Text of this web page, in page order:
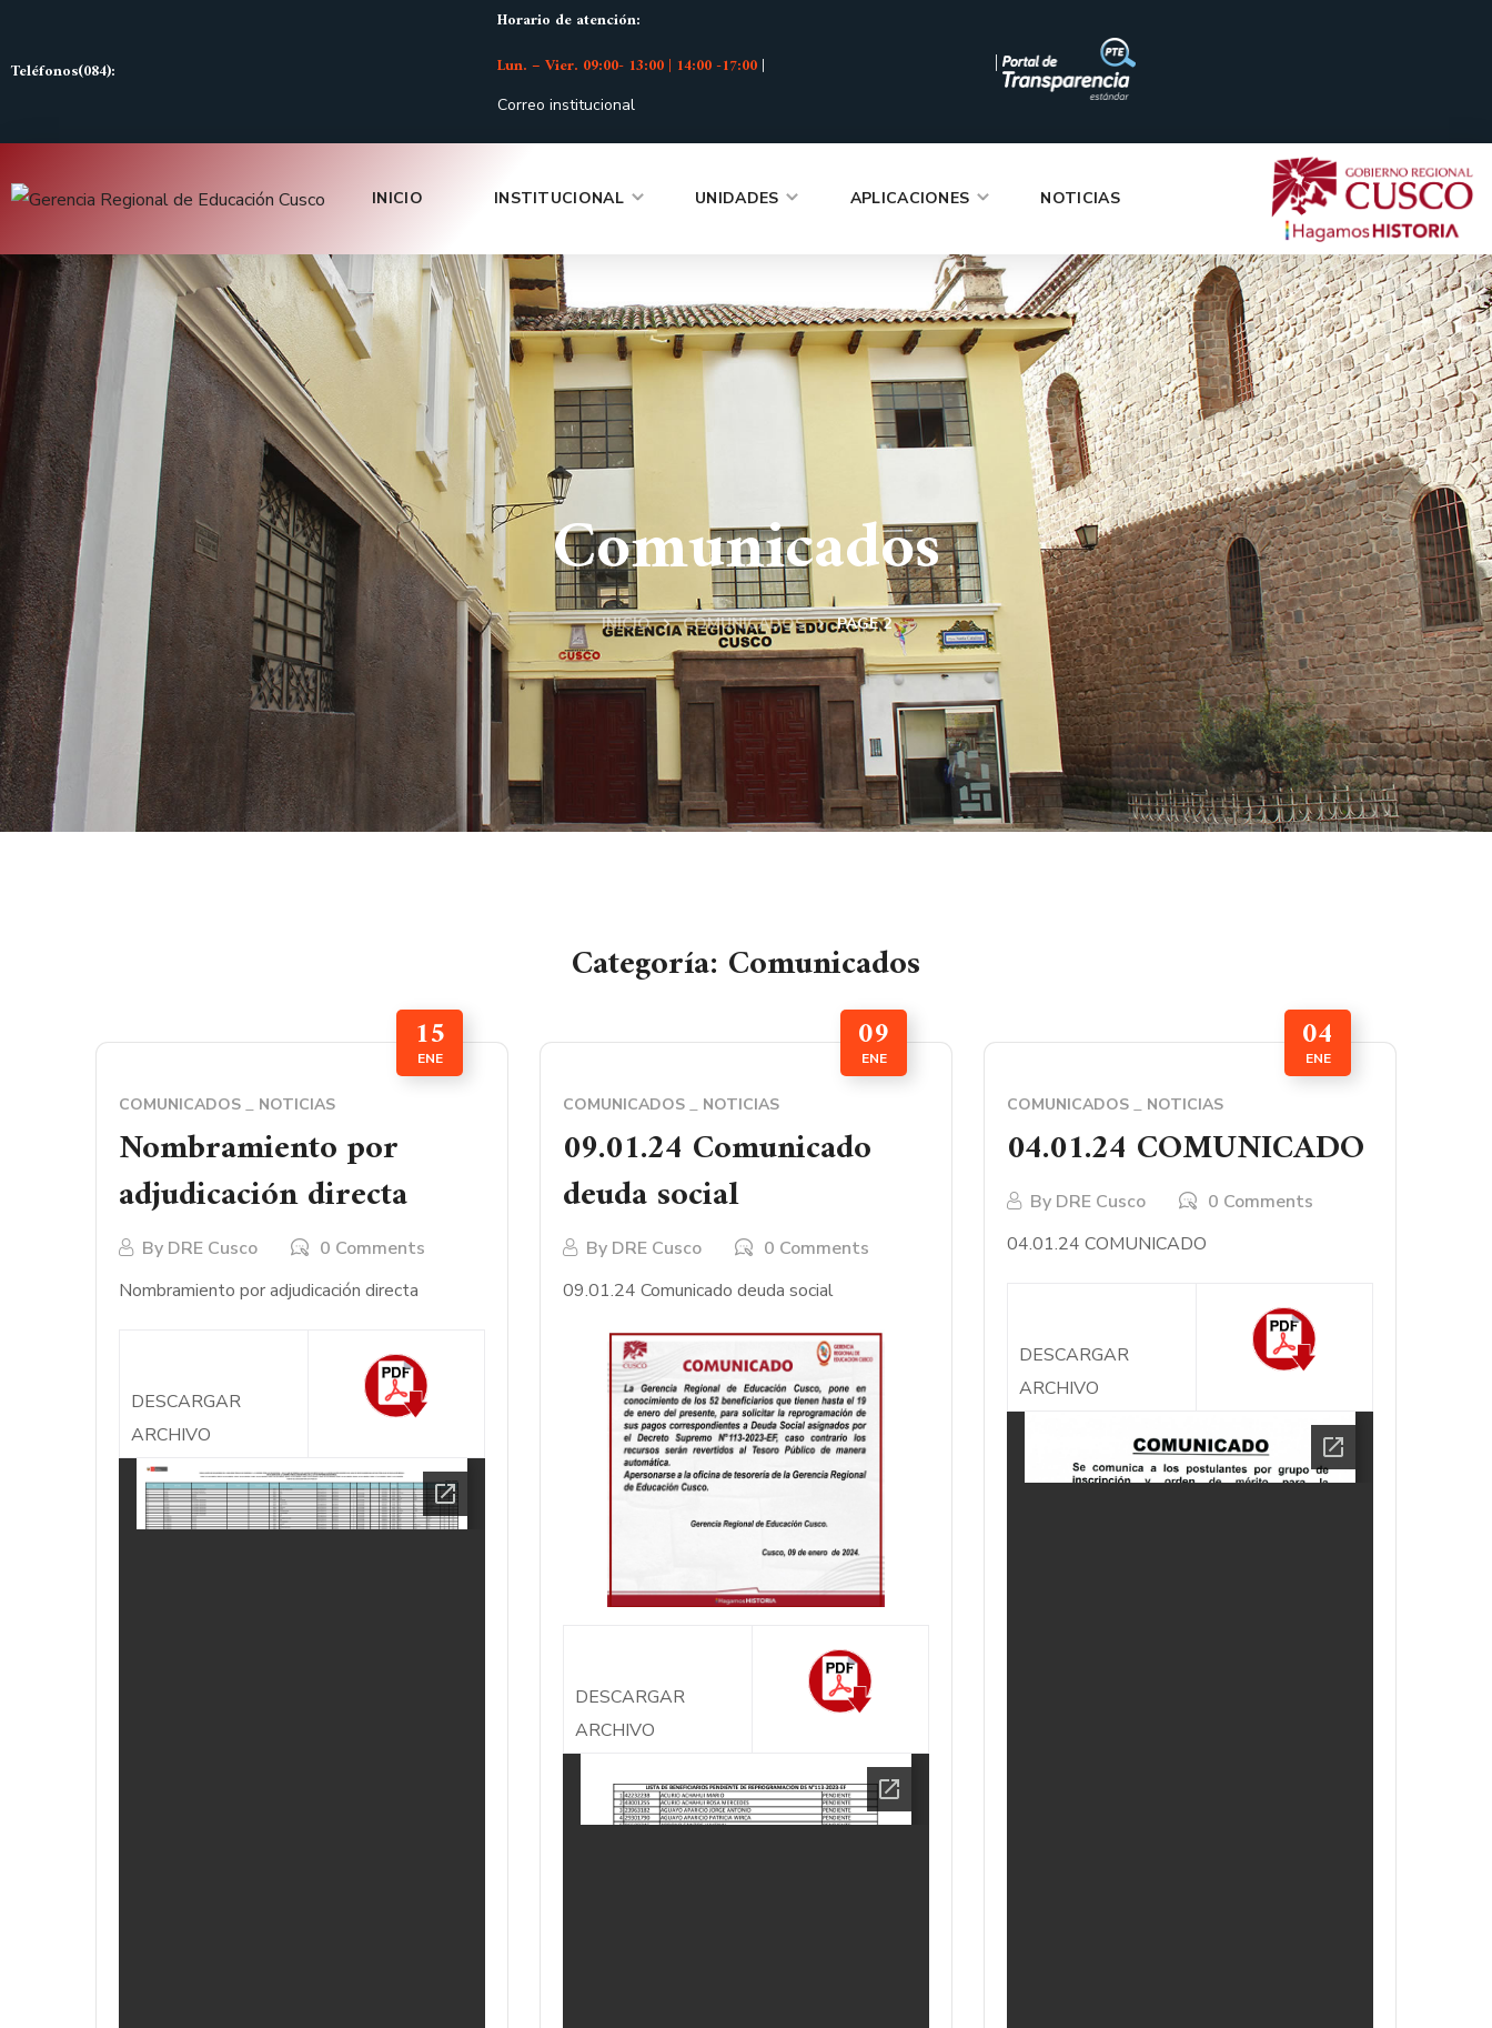
Teléfonos(084):
Horario de atención:
Lun. – Vier. 09:00- 13:00 | 14:00 -17:00|
Correo institucional
|
INICIO INSTITUCIONAL UNIDADES APLICACIONES NOTICIAS
Comunicados
INICIO COMUNICADOS PAGE 2
Categoría: Comunicados
15
ENE
COMUNICADOS NOTICIAS
Nombramiento por
adjudicación directa
By DRE Cusco
0 Comments
Nombramiento por adjudicación directa
DESCARGAR
ARCHIVO
09
ENE
COMUNICADOS NOTICIAS
09.01.24 Comunicado
deuda social
By DRE Cusco
0 Comments
09.01.24 Comunicado deuda social
DESCARGAR
ARCHIVO
04
ENE
COMUNICADOS NOTICIAS
04.01.24 COMUNICADO
By DRE Cusco
0 Comments
04.01.24 COMUNICADO
DESCARGAR
ARCHIVO